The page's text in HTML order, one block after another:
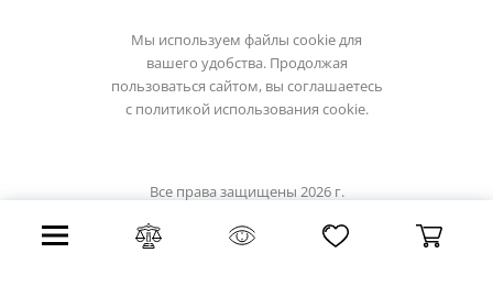
Мы используем файлы cookie для
вашего удобства. Продолжая
пользоваться сайтом, вы соглашаетесь
с политикой использования cookie.
Все права защищены 2026 г.